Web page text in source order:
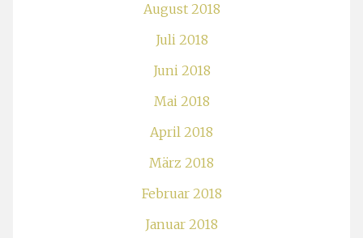
August 2018
Juli 2018
Juni 2018
Mai 2018
April 2018
März 2018
Februar 2018
Januar 2018